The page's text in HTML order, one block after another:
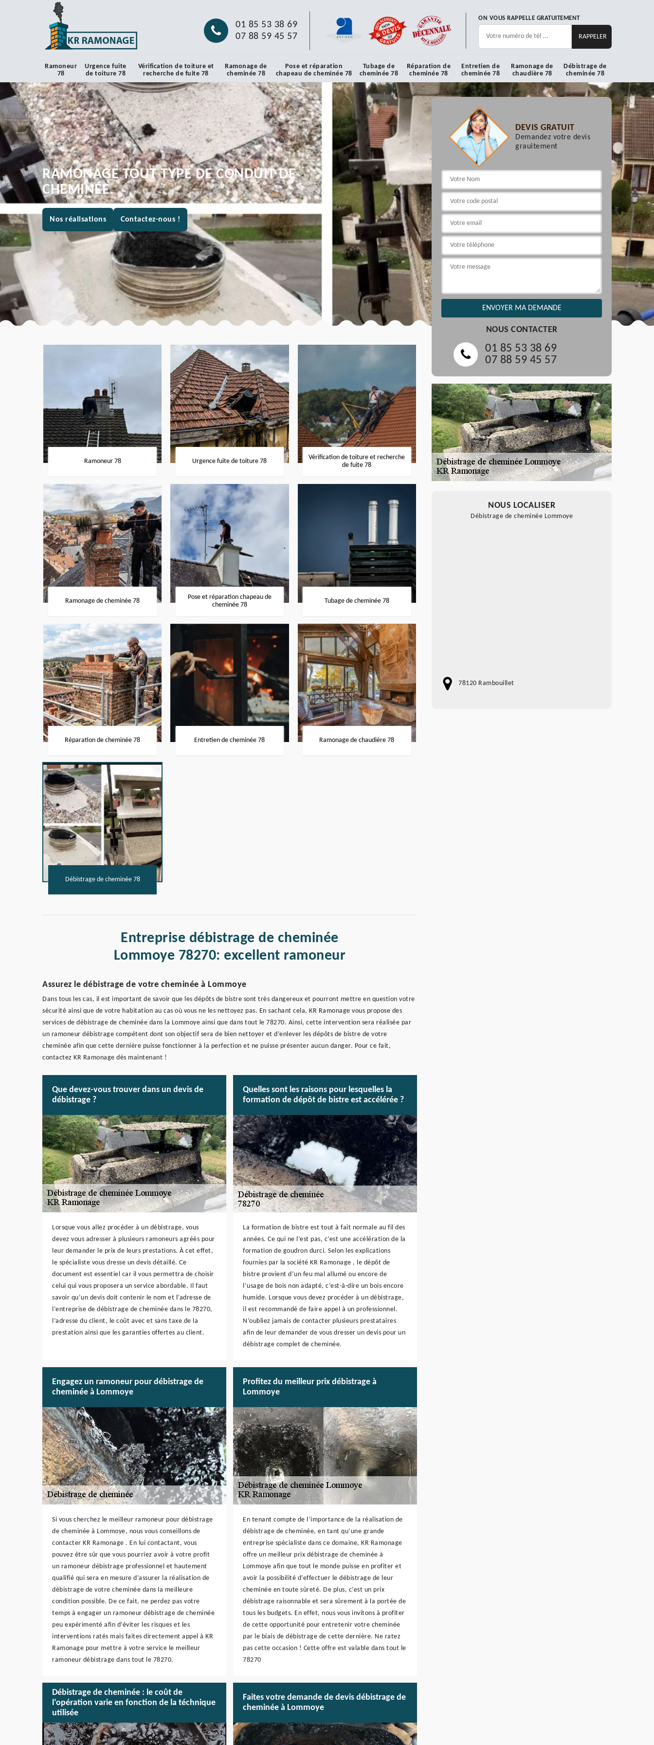
01 85 53 38 69
07 88 59 45 57
ON VOUS RAPPELLE GRATUITEMENT
Ramoneur
78
Urgence fuite
de toiture 78
Vérification de toiture et
recherche de fuite 78
Ramonage de
cheminée 78
Pose et réparation
chapeau de cheminée 78
Tubage de
cheminée 78
Réparation de
cheminée 78
Entretien de
cheminée 78
Ramonage de
chaudière 78
Débistrage de
cheminée 78
RAMONAGE TOUT TYPE DE CONDUIT DE
CHEMINÉE.
Nos réalisations Contactez-nous !
Ramoneur 78 Urgence fuite de toiture 78
Vérification de toiture et recherche
de fuite 78
Ramonage de cheminée 78
Pose et réparation chapeau de
cheminée 78
Tubage de cheminée 78
Réparation de cheminée 78 Entretien de cheminée 78 Ramonage de chaudière 78
Débistrage de cheminée 78
Entreprise débistrage de cheminée
Lommoye 78270: excellent ramoneur
Assurez le débistrage de votre cheminée à Lommoye
Dans tous les cas, il est important de savoir que les dépôts de bistre sont très dangereux et pourront mettre en question votre
sécurité ainsi que de votre habitation au cas où vous ne les nettoyez pas. En sachant cela, KR Ramonage vous propose des
services de débistrage de cheminée dans la Lommoye ainsi que dans tout le 78270. Ainsi, cette intervention sera réalisée par
un ramoneur débistrage compétent dont son objectif sera de bien nettoyer et d’enlever les dépôts de bistre de votre
cheminée afin que cette dernière puisse fonctionner à la perfection et ne puisse présenter aucun danger. Pour ce fait,
contactez KR Ramonage dès maintenant !
Que devez-vous trouver dans un devis de
débistrage ?
Lorsque vous allez procéder à un débistrage, vous
devez vous adresser à plusieurs ramoneurs agréés pour
leur demander le prix de leurs prestations. À cet effet,
le spécialiste vous dresse un devis détaillé. Ce
document est essentiel car il vous permettra de choisir
celui qui vous proposera un service abordable. Il faut
savoir qu’un devis doit contenir le nom et l’adresse de
l’entreprise de débistrage de cheminée dans le 78270,
l’adresse du client, le coût avec et sans taxe de la
prestation ainsi que les garanties offertes au client.
Quelles sont les raisons pour lesquelles la
formation de dépôt de bistre est accélérée ?
La formation de bistre est tout à fait normale au fil des
années. Ce qui ne l’est pas, c’est une accélération de la
formation de goudron durci. Selon les explications
fournies par la société KR Ramonage , le dépôt de
bistre provient d’un feu mal allumé ou encore de
l’usage de bois non adapté, c’est-à-dire un bois encore
humide. Lorsque vous devez procéder à un débistrage,
il est recommandé de faire appel à un professionnel.
N’oubliez jamais de contacter plusieurs prestataires
afin de leur demander de vous dresser un devis pour un
débistrage complet de cheminée.
Engagez un ramoneur pour débistrage de
cheminée à Lommoye
Si vous cherchez le meilleur ramoneur pour débistrage
de cheminée à Lommoye, nous vous conseillons de
contacter KR Ramonage . En lui contactant, vous
pouvez être sûr que vous pourriez avoir à votre profit
un ramoneur débistrage professionnel et hautement
qualifié qui sera en mesure d’assurer la réalisation de
débistrage de votre cheminée dans la meilleure
condition possible. De ce fait, ne perdez pas votre
temps à engager un ramoneur débistrage de cheminée
peu expérimenté afin d’éviter les risques et les
interventions ratés mais faites directement appel à KR
Ramonage pour mettre à votre service le meilleur
ramoneur débistrage dans tout le 78270.
Profitez du meilleur prix débistrage à
Lommoye
En tenant compte de l’importance de la réalisation de
débistrage de cheminée, en tant qu’une grande
entreprise spécialiste dans ce domaine, KR Ramonage
offre un meilleur prix débistrage de cheminée à
Lommoye afin que tout le monde puisse en profiter et
avoir la possibilité d’effectuer le débistrage de leur
cheminée en toute sûreté. De plus, c’est un prix
débistrage raisonnable et sera sûrement à la portée de
tous les budgets. En effet, nous vous invitons à profiter
de cette opportunité pour entretenir votre cheminée
par le biais de débistrage de cette dernière. Ne ratez
pas cette occasion ! Cette offre est valable dans tout le
78270
Débistrage de cheminée : le coût de
l’opération varie en fonction de la téchnique
utilisée
Faites votre demande de devis débistrage de
cheminée à Lommoye
DEVIS GRATUIT
Demandez votre devis
grauitement
NOUS CONTACTER
01 85 53 38 69
07 88 59 45 57
NOUS LOCALISER
Débistrage de cheminée Lommoye
78120 Rambouillet